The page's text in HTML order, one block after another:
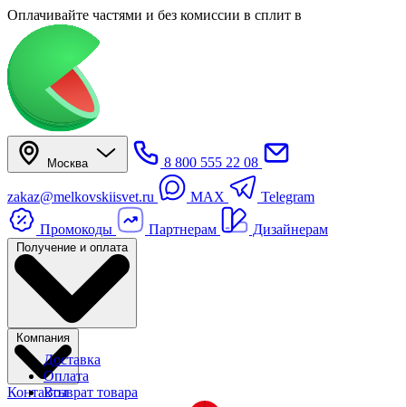
Оплачивайте частями и без комиссии в сплит в
Москва 8 800 555 22 08
zakaz@melkovskiisvet.ru MAX Telegram
Промокоды Партнерам Дизайнерам
Получение и оплата
Доставка
Оплата
Возврат товара
Компания
Контакты